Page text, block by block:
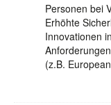
Personen bei
Erhöhte
Innovationen
(z.B.